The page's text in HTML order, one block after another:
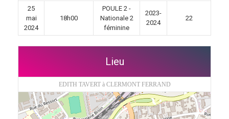
25
mai
2024
18h00
POULE 2 -
Nationale 2
féminine
2023-
2024
22
Lieu
EDITH TAVERT à CLERMONT FERRAND